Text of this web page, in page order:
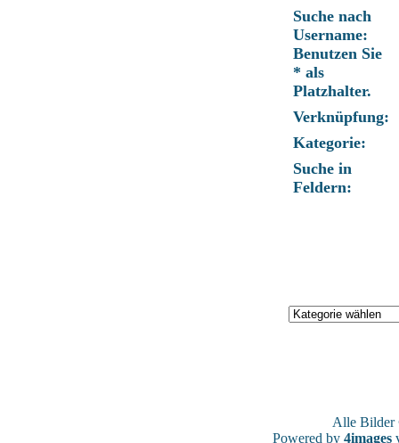
Suche nach
Username:
Benutzen Sie
* als
Platzhalter.
Verknüpfung:
Kategorie:
Suche in
Feldern:
Alle
Powered by 4images